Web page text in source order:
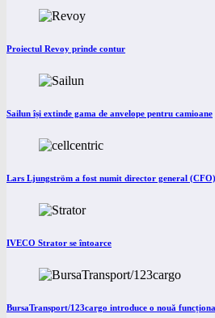
Proiectul Revoy prinde contur
Sailun își extinde gama de anvelope pentru camioane
Lars Ljungström a fost numit director general
IVECO Strator se întoarce
BursaTransport/123cargo introduce o nouă